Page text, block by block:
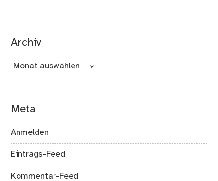
Archiv
Archiv
Meta
Anmelden
Eintrags-Feed
Kommentar-Feed